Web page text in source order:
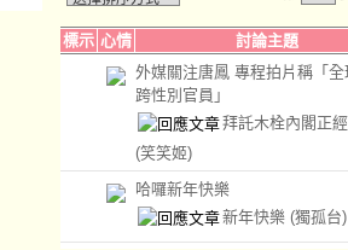
標示 心情
討論主題
外媒關注唐鳳 專程拍片稱「全
跨性別官員」
拜託木栓內閣正
(笑笑姬)
哈囉新年快樂
新年快樂 (獨孤台)